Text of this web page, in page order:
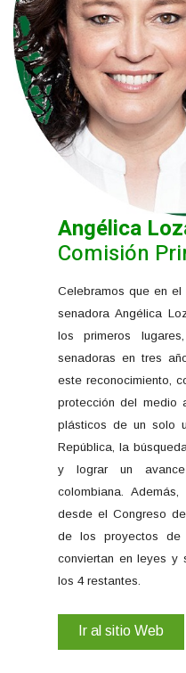
Angélica
Comisión
Celebramos que en
senadora Angélica
los primeros
senadoras en tres
este reconocimiento,
protección del medio
plásticos de un solo
República, la
y lograr un
colombiana.
desde el Congreso
de los proyectos de
conviertan en leyes y
los 4 restantes.
Ir al sitio Web